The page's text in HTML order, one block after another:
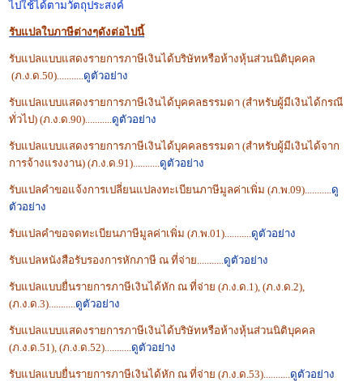
ไปใช้ได้ตามวัตถุประสงค์
รับแปลใบภาษีต่างๆดังต่อไปนี้
รับแปลแบบแสดงรายการภาษีเงินได้บริษัทหรือห้างหุ้นส่วนนิติบุคคล
(ภ.ง.ด.50)........... ดูตัวอย่าง
รับแปลแบบแสดงรายการภาษีเงินได้บุคคลธรรมดา (สำหรับผู้มีเงินได้กรณี
ทั่วไป) (ภ.ง.ด.90)
ดูตัวอย่าง
รับแปลแบบแสดงรายการภาษีเงินได้บุคคลธรรมดา (สำหรับผู้มีเงินได้จาก
การจ้างแรงงาน) (ภ.ง.ด.91)
ดูตัวอย่าง
รับแปลคำขอแจ้งการเปลี่ยนแปลงทะเบียนภาษีมูลค่าเพิ่ม (ภ.พ.09)
ดู
ตัวอย่าง
รับแปลคำขอจดทะเบียนภาษีมูลค่าเพิ่ม (ภ.พ.01) ดูตัวอย่าง
รับแปลหนังสือรับรองการหักภาษี ณ ที่จ่าย ดูตัวอย่าง
รับแปลแบบยื่นรายการภาษีเงินได้หัก ณ ที่จ่าย (ภ.ง.ด.1), (ภ.ง.ด.2),
(ภ.ง.ด.3)
ดูตัวอย่าง
รับแปลแบบแสดงรายการภาษีเงินได้บริษัทหรือห้างหุ้นส่วนนิติบุคคล
(ภ.ง.ด.51), (ภ.ง.ด.52)
ดูตัวอย่าง
รับแปลแบบยื่นรายการภาษีเงินได้หัก ณ ที่จ่าย (ภ.ง.ด.53) ดูตัวอย่าง